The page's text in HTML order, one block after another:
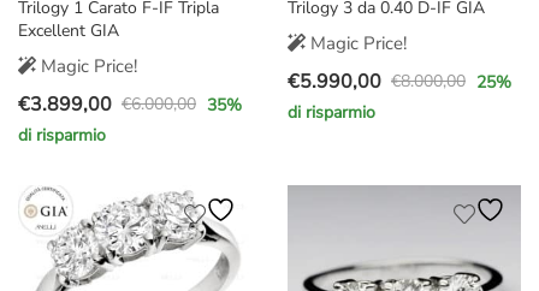
Trilogy 1 Carato F-IF Tripla
Excellent GIA
Magic Price!
€6.000,00
Il
prezzo
era:
€6.000,00.
€3.899,00
Il
prezzo
è:
€3.899,00.
35%
di risparmio
Trilogy 3 da 0.40 D-IF GIA
Magic Price!
€8.000,00
Il
prezzo
era:
€5.990,00
Il
prezzo
è:
25%
di risparmio